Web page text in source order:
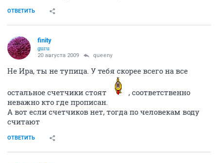
ОТВЕТИТЬ
finity
guru
20 августа 2009 queeny
Не Ира, ты не тупица. У тебя скорее всего на все
остальное счетчики стоят
, соответственно
неважно кто где прописан.
А вот если счетчиков нет, тогда по человекам воду
считают
ОТВЕТИТЬ